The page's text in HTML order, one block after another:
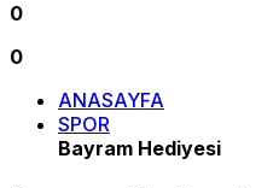
0
0
ANASAYFA
SPOR
Bayram Hediyesi